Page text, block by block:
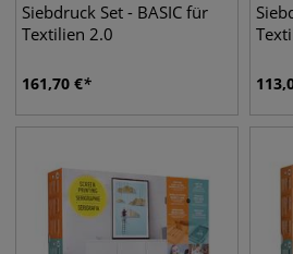
Siebdruck Set - BASIC für
Textilien 2.0
161,70 €